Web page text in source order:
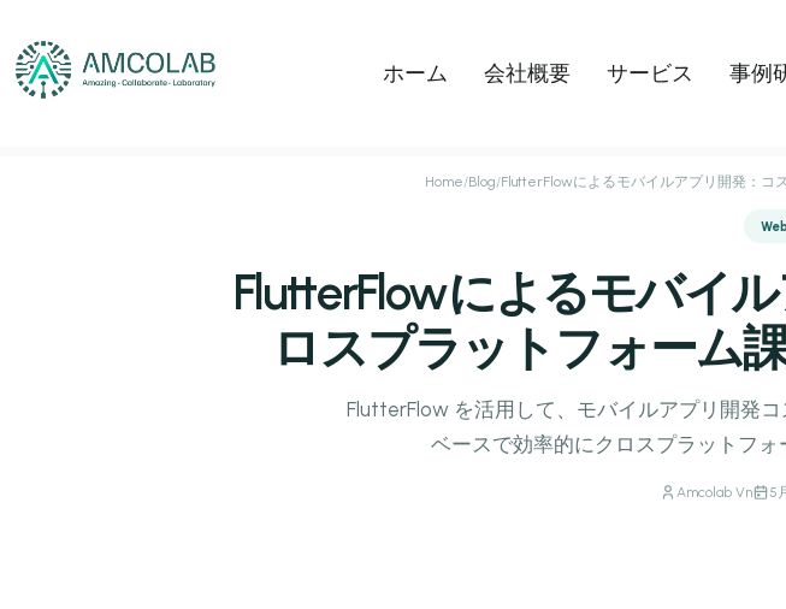
ホーム 会社概要 サービス 事例
Home/Blog/FlutterFlowによるモバイルアプリ開発：コ
FlutterFlowによるモバイ
ロスプラットフォーム
FlutterFlow を活用して、モバイルアプリ開発
ベースで効率的にクロスプラットフォ
Amcolab Vn 5